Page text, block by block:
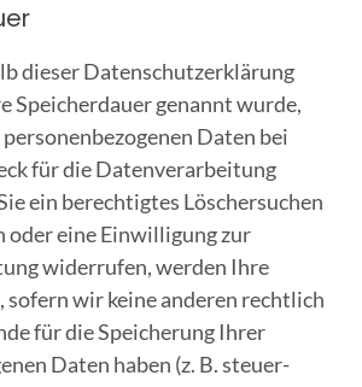
dieser Datenschutzerklärung
Speicherdauer genannt wurde,
Daten bei
für die Datenverarbeitung
ein berechtigtes Löschersuchen
oder eine Einwilligung zur
widerrufen, werden Ihre
sofern wir keine anderen rechtlich
für die Speicherung Ihrer
Daten haben (z. B. steuer-